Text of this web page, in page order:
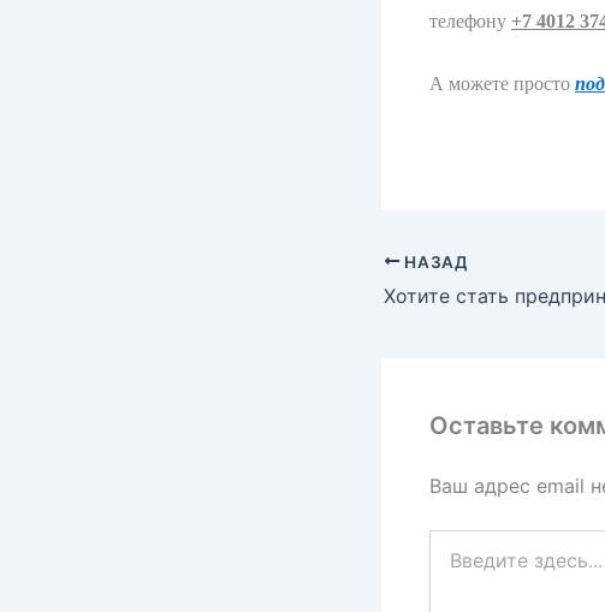
телефону +7 4012
А можете просто
НАЗАД
Оставьте
Ваш адрес email
здесь...